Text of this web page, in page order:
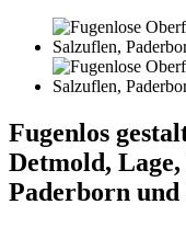
Fugenlos
Detmold,
Paderborn